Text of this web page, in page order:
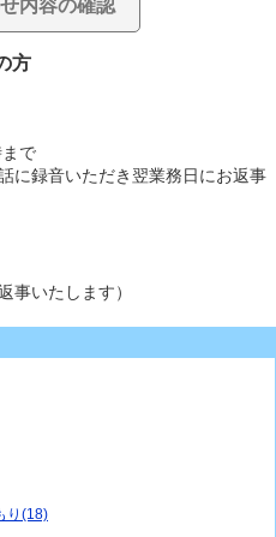
方
で
に録音いただき翌業務日にお返事
いたします）
り(18)